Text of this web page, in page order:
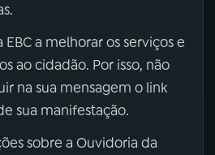
a melhorar os serviços e
ao cidadão. Por isso, não
na sua mensagem o link
sua manifestação.
sobre a Ouvidoria da